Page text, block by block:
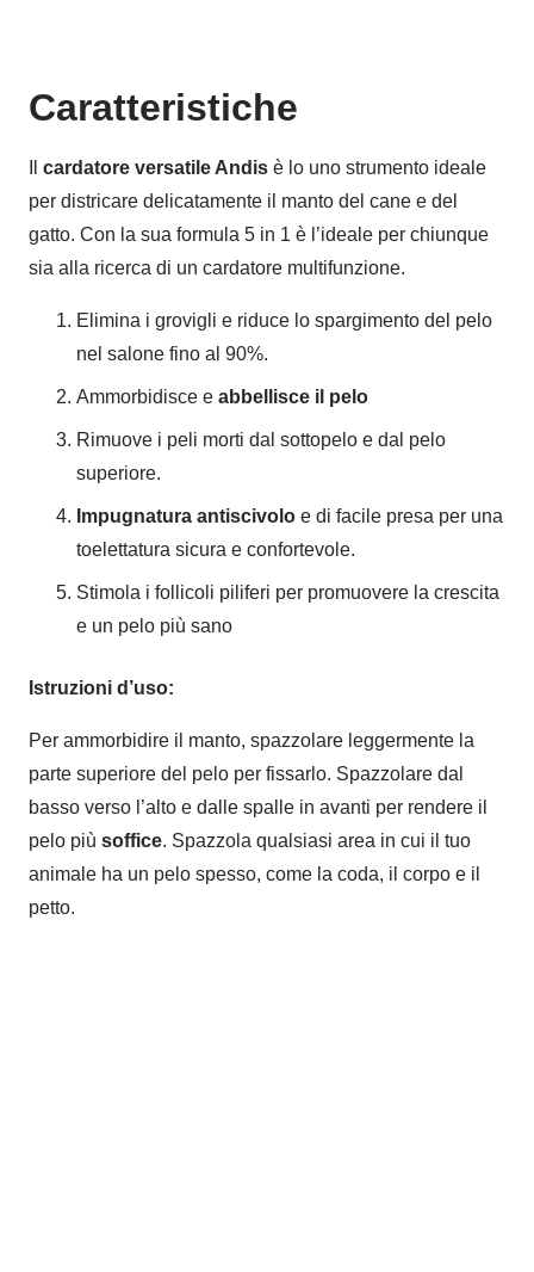
Caratteristiche
cardatore versatile Andis è lo uno strumento ideale
per districare delicatamente il manto del cane e del
gatto. Con la sua formula 5 in 1 è l’ideale per chiunque
sia alla ricerca di un cardatore multifunzione.
Elimina i grovigli e riduce lo spargimento del pelo
nel salone fino al 90%.
Ammorbidisce e abbellisce il pelo
Rimuove i peli morti dal sottopelo e dal pelo
superiore.
Impugnatura antiscivolo e di facile presa per una
toelettatura sicura e confortevole.
Stimola i follicoli piliferi per promuovere la crescita
e un pelo più sano
Istruzioni d’uso:
Per ammorbidire il manto, spazzolare leggermente la
parte superiore del pelo per fissarlo. Spazzolare dal
basso verso l’alto e dalle spalle in avanti per rendere il
pelo più soffice. Spazzola qualsiasi area in cui il tuo
animale ha un pelo spesso, come la coda, il corpo e il
petto.